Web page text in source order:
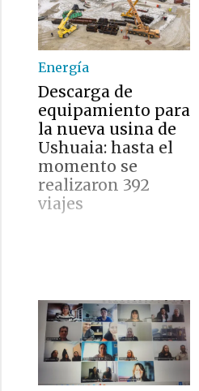
Energía
Descarga de
equipamiento para
la nueva usina de
Ushuaia: hasta el
momento se
realizaron 392
viajes